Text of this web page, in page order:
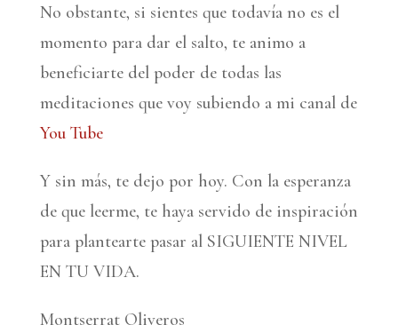
No obstante, si sientes que todavía no es el
momento para dar el salto, te animo a
beneficiarte del poder de todas las
meditaciones que voy subiendo a mi canal de
You Tube
Y sin más, te dejo por hoy. Con la esperanza
de que leerme, te haya servido de inspiración
para plantearte pasar al SIGUIENTE NIVEL
EN TU VIDA.
Montserrat Oliveros